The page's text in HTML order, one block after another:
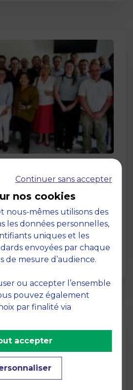
Numérique 2026 : un
service de
occitanie
le campus de MBS
a ouvert ses portes aux
…
Continuer sans accepter
nos cookies
nous-mêmes utilisons des
les données personnelles,
uniques et les
envoyées par chaque
de mesure d’audience.
ou accepter l’ensemble
pouvez également
par finalité via
accepter